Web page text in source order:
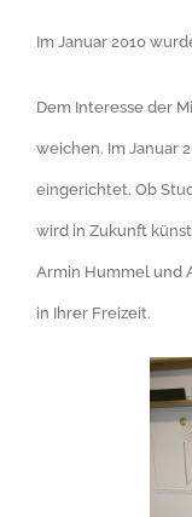
Im Januar 2010
Dem Interesse der
weichen. Im Januar
eingerichtet. Ob
wird in Zukunft
Armin Hummel und
in Ihrer Freizeit.